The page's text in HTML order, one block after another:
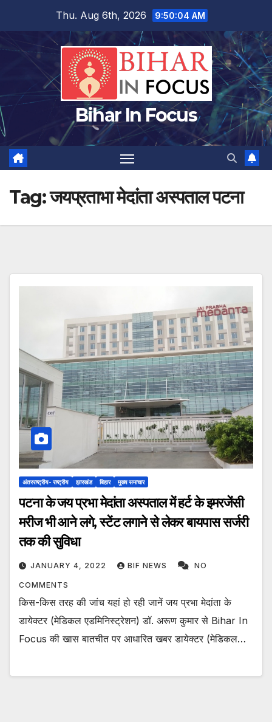
content
Thu. Aug 6th, 2026 9:50:04 AM
Bihar In Focus
Tag:जयप्रताभा मेदांता अस्पताल पटना
अंतरराष्ट्रीय- राष्ट्रीय झारखंड बिहार मुख्य समाचार
पटना के जय प्रभा मेदांता अस्पताल में हर्ट के इमरजेंसी
मरीज भी आने लगे, स्टेंट लगाने से लेकर बायपास सर्जरी
तक की सुविधा
JANUARY 4, 2022 BIF NEWS NO
COMMENTS
किस-किस तरह की जांच यहां हो रही जानें जय प्रभा मेदांता के
डायेक्टर (मेडिकल एडमिनिस्ट्रेशन) डॉ. अरूण कुमार से Bihar In
Focus की खास बातचीत पर आधारित खबर डायेक्टर (मेडिकल…